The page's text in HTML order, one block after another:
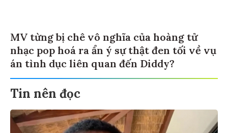
MV từng bị chê vô nghĩa của hoàng tử
nhạc pop hoá ra ẩn ý sự thật đen tối về vụ
án tình dục liên quan đến Diddy?
Tin nên đọc